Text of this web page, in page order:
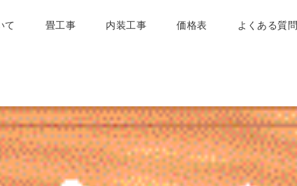
て 畳工事 内装工事 価格表 よくある質問